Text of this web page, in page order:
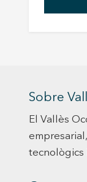
Sobre
El Vallès
tecnològics